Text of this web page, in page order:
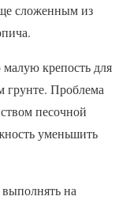
сложенным из
крепость для
грунте. Проблема
песочной
уменьшить
на